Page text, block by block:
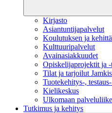
Kirjasto
Asiantuntijapalvelut
Koulutuksen ja
Kulttuuripalvelut
Avainasiakkuudet
Opiskelijaprojektit​ ja
Tilat ja tarjoilut
Tuotekehitys-,
Kielikeskus
Ulkomaan
Tutkimus ja kehitys